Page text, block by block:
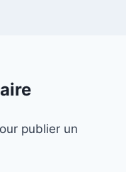
publier un